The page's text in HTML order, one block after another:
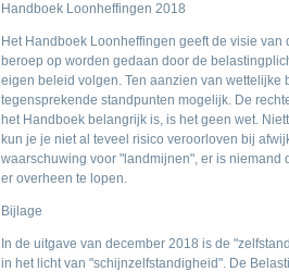
Handboek Loonheffingen 2018
Het Handboek Loonheffingen geeft de visie
beroep op worden gedaan door de
eigen beleid volgen. Ten aanzien van
tegensprekende standpunten mogelijk. De
het Handboek belangrijk is, is het geen wet.
kun je je niet al teveel risico veroorloven bij
waarschuwing voor "landmijnen", er is
er overheen te lopen.
Bijlage
In de uitgave van december 2018 is de
in het licht van "schijnzelfstandigheid". De